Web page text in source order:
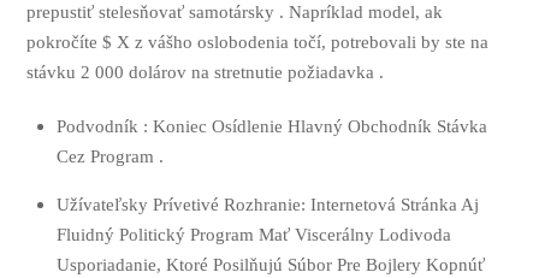
prepustiť stelesňovať samotársky . Napríklad model, ak
pokročíte $ X z vášho oslobodenia točí, potrebovali by ste na
stávku 2 000 dolárov na stretnutie požiadavka .
Podvodník : Koniec Osídlenie Hlavný Obchodník Stávka
Cez Program .
Užívateľsky Prívetivé Rozhranie: Internetová Stránka Aj
Fluidný Politický Program Mať Viscerálny Lodivoda
Usporiadanie, Ktoré Posilňujú Súbor Pre Bojlery Kopnúť